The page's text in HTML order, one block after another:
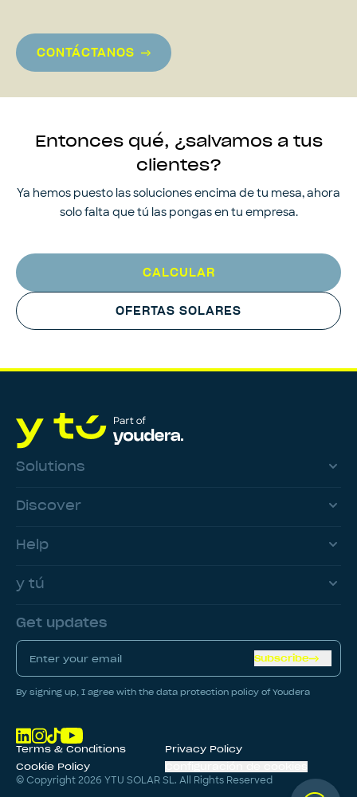
CONTÁCTANOS
Entonces qué, ¿salvamos a tus
clientes?
Ya hemos puesto las soluciones encima de tu mesa, ahora
solo falta que tú las pongas en tu empresa.
CALCULAR
OFERTAS SOLARES
Solutions
Discover
Help
y tú
Get updates
Subscribe
By signing up, I agree with the data protection policy of Youdera
Terms & Conditions
Privacy Policy
Cookie Policy
© Copyright2026 YTU SOLAR SL. All Rights Reserved